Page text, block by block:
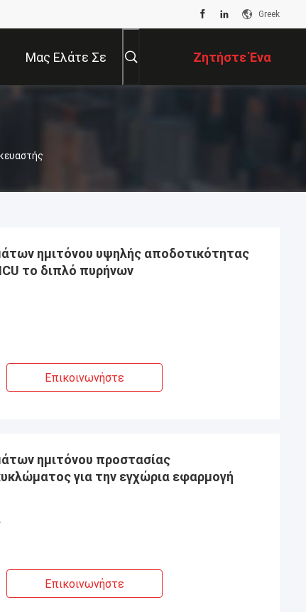
Greek
Μας Ελάτε Σε Ζητήστε Ένα
Απόσπασμα
ημιτόνου υψηλής αποδοτικότητας
το διπλό πυρήνων
Επικοινωνήστε
ημιτόνου προστασίας
για την εγχώρια εφαρμογή
Επικοινωνήστε